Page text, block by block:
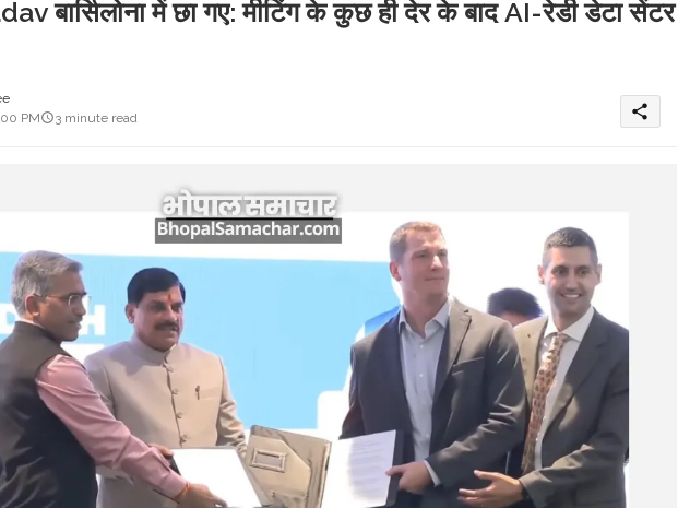
बार्सिलोना में छा गए: मीटिंग के कुछ ही देर के बाद AI-रेडी डेटा सेंटर
PM
3 minute read share